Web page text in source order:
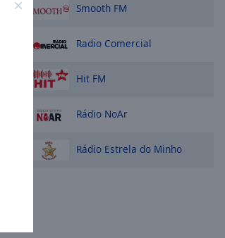
Smooth FM
Radio Comercial
Hit FM
Rádio NoAr
Rádio Estrela do Minho